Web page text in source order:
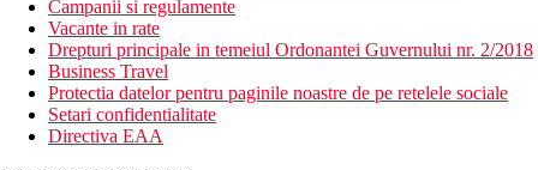
Wifi
dus sau cada
minibar
Wifi
aer conditionat (controlat central)
telefon
Campanii si regulamente
Vacante in rate
Drepturi principale in temeiul Ordonantei Guvernului nr. 2/2018
Business Travel
Protectia datelor pentru paginile noastre de pe retelele sociale
Setari confidentialitate
Directiva EAA